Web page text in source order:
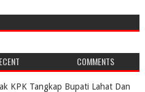
COMMENTS
KPK Tangkap Bupati Lahat Dan